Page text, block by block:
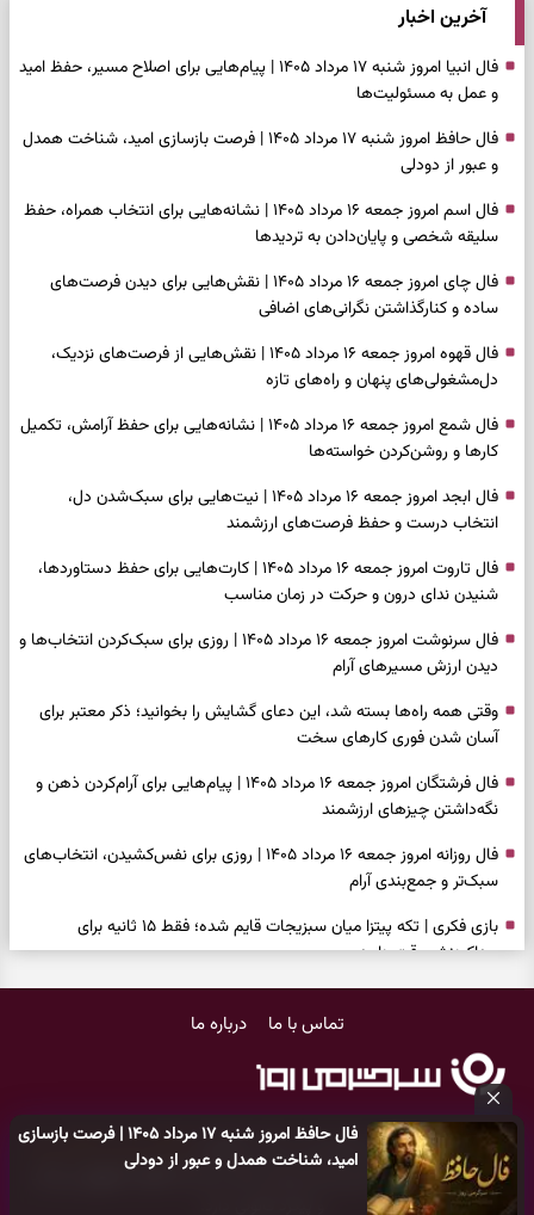
فال حافظ امروز شنبه ۱۷ مرداد ۱۴۰۵ | فرصت بازسازی
امید، شناخت همدل و عبور از دودلی
آخرین اخبار
فال انبیا امروز شنبه ۱۷ مرداد ۱۴۰۵ | پیام‌هایی برای اصلاح مسیر، حفظ امید
و عمل به مسئولیت‌ها
فال حافظ امروز شنبه ۱۷ مرداد ۱۴۰۵ | فرصت بازسازی امید، شناخت همدل
و عبور از دودلی
فال اسم امروز جمعه ۱۶ مرداد ۱۴۰۵ | نشانه‌هایی برای انتخاب همراه، حفظ
سلیقه شخصی و پایان‌دادن به تردیدها
فال چای امروز جمعه ۱۶ مرداد ۱۴۰۵ | نقش‌هایی برای دیدن فرصت‌های
ساده و کنارگذاشتن نگرانی‌های اضافی
فال قهوه امروز جمعه ۱۶ مرداد ۱۴۰۵ | نقش‌هایی از فرصت‌های نزدیک،
دل‌مشغولی‌های پنهان و راه‌های تازه
فال شمع امروز جمعه ۱۶ مرداد ۱۴۰۵ | نشانه‌هایی برای حفظ آرامش، تکمیل
کارها و روشن‌کردن خواسته‌ها
فال ابجد امروز جمعه ۱۶ مرداد ۱۴۰۵ | نیت‌هایی برای سبک‌شدن دل،
انتخاب درست و حفظ فرصت‌های ارزشمند
فال تاروت امروز جمعه ۱۶ مرداد ۱۴۰۵ | کارت‌هایی برای حفظ دستاوردها،
شنیدن ندای درون و حرکت در زمان مناسب
فال سرنوشت امروز جمعه ۱۶ مرداد ۱۴۰۵ | روزی برای سبک‌کردن انتخاب‌ها و
دیدن ارزش مسیرهای آرام
وقتی همه راه‌ها بسته شد، این دعای گشایش را بخوانید؛ ذکر معتبر برای
آسان شدن فوری کارهای سخت
فال فرشتگان امروز جمعه ۱۶ مرداد ۱۴۰۵ | پیام‌هایی برای آرام‌کردن ذهن و
نگه‌داشتن چیزهای ارزشمند
فال روزانه امروز جمعه ۱۶ مرداد ۱۴۰۵ | روزی برای نفس‌کشیدن، انتخاب‌های
سبک‌تر و جمع‌بندی آرام
بازی فکری | تکه پیتزا میان سبزیجات قایم شده؛ فقط ۱۵ ثانیه برای
پیداکردنش وقت دارید
سنجیده و رهاشدن از انتظارهای بی‌نتیجه
طرز تهیه کوکو سبزی مجلسی | سبز، خوش‌عطر و برش‌خورده
شناخت فرصت واقعی و پایان‌دادن به تردیدها
تست شخصیت شناسی | کدام سکه‌ها زودتر چشمتان را گرفتند؟ انتخابتان
تماس با ما درباره ما
کلیه حقوق مادی و معنوی این سایت متعلق بهپایگاه خبری سرگرمی روز
می‌باشد و هر گونه کپی‌برداری توسط دیگر سایت‌ها اکیدا ممنوع